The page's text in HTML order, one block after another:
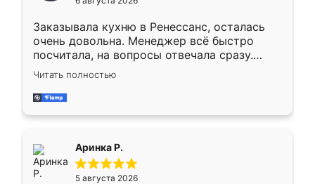
мебели буду заказывать только здесь.
Заказывала кухню в Ренессанс, осталась
очень довольна. Менеджер всё быстро
посчитала, на вопросы отвечала сразу.
Замерщик приехал в субботу, подошёл к
делу со всей ответственностью. Собрали
за день, ребята работали аккуратно, даже
Читать полностью
Аринка Р.
5 августа 2026